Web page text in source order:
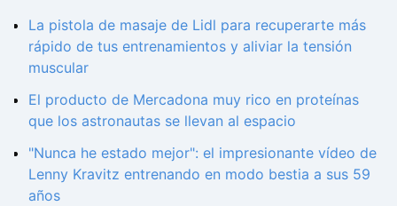
La pistola de masaje de Lidl para recuperarte más
rápido de tus entrenamientos y aliviar la tensión
muscular
El producto de Mercadona muy rico en proteínas
que los astronautas se llevan al espacio
"Nunca he estado mejor": el impresionante vídeo de
Lenny Kravitz entrenando en modo bestia a sus 59
años